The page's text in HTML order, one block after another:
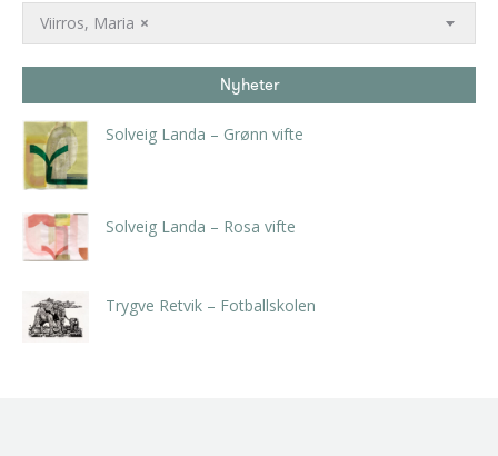
×
Viirros, Maria
Nyheter
Solveig Landa – Grønn vifte
Solveig Landa – Rosa vifte
Trygve Retvik – Fotballskolen